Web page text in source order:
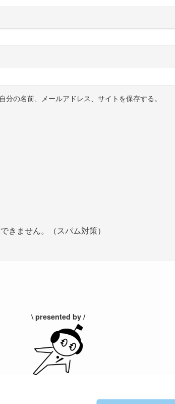
の名前、メールアドレス、サイトを保存する。
きません。（スパム対策）
\ presented by /